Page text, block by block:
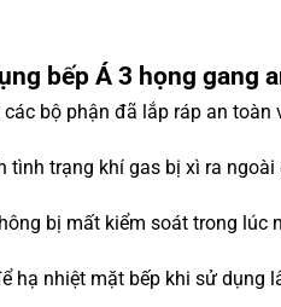
bếp Á 3 họng gang
bộ phận đã lắp ráp an toàn
tình trạng khí gas bị xì ra
bị mất kiểm soát trong lúc
hạ nhiệt mặt bếp khi sử dụng